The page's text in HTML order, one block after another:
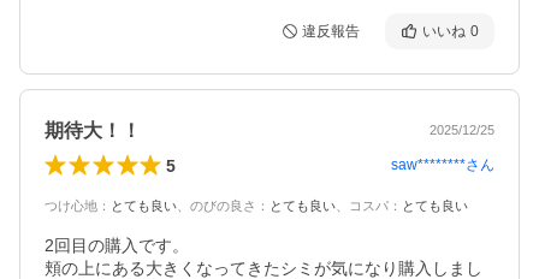
違反報告 いいね 0
期待大！！ 2025/12/25
5 saw********さん
つけ心地 ： とても良い のびの良さ ： とても良い コスパ ： とても良い
2回目の購入です。
頬の上にある大きくなってきたシミが気になり購入しまし